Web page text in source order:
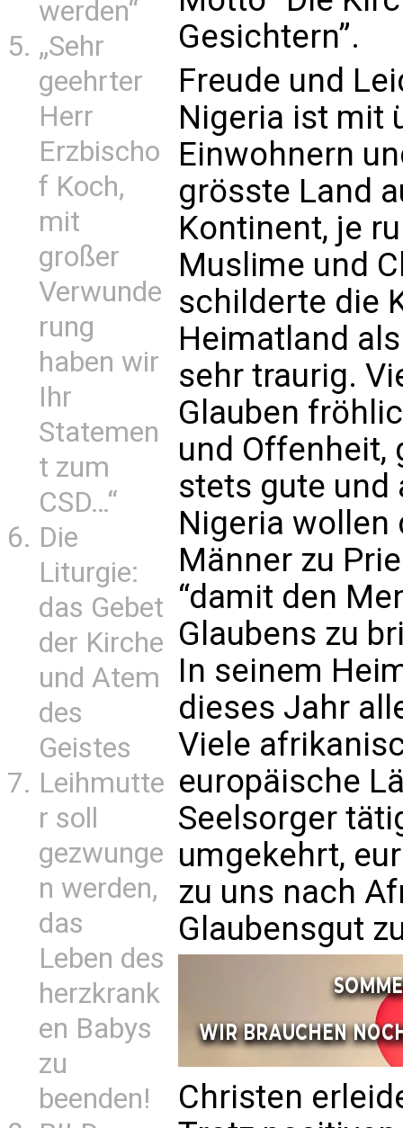
werden“
„Sehr
geehrter
Herr
Erzbischo
f Koch,
mit
großer
Verwunde
rung
haben wir
Ihr
Statemen
t zum
CSD…“
Die
Liturgie:
das Gebet
der Kirche
und Atem
des
Geistes
Leihmutte
r soll
gezwunge
n werden,
das
Leben des
herzkrank
en Babys
zu
beenden!
Gesichtern”.
Freude und
Nigeria ist mit
Einwohnern
grösste Land
Kontinent, je
Muslime und
schilderte die
Heimatland
sehr traurig.
Glauben
und Offenheit,
stets gute und
Nigeria wollen
Männer zu
“damit den
Glaubens zu
In seinem
dieses Jahr
Viele
europäische
Seelsorger
umgekehrt,
zu uns nach
Glaubensgut
Christen